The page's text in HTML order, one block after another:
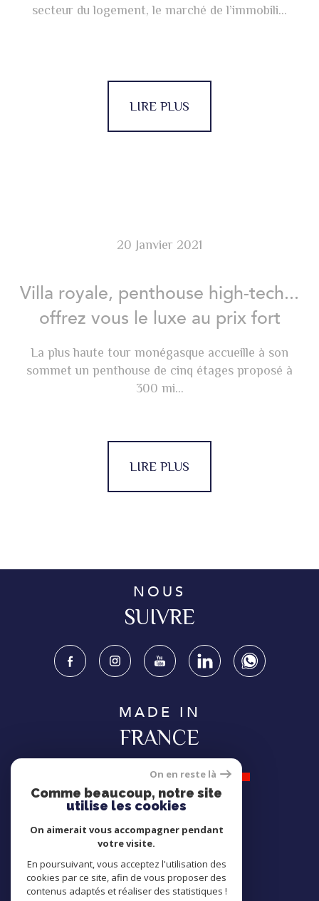
secteur du logement, le marché de l’immobili...
LIRE PLUS
20 Janvier 2021
Villa royale, penthouse high-tech...
offrez vous le luxe au prix fort
La plus haute tour monégasque accueille à son
sommet un penthouse de cinq étages proposé à
300 mi...
LIRE PLUS
NOUS
SUIVRE
MADE IN
FRANCE
ADHÉRONS
On en reste là
Comme beaucoup, notre site
utilise les cookies
On aimerait vous accompagner pendant
votre visite.
En poursuivant, vous acceptez l'utilisation des
cookies par ce site, afin de vous proposer des
contenus adaptés et réaliser des statistiques !